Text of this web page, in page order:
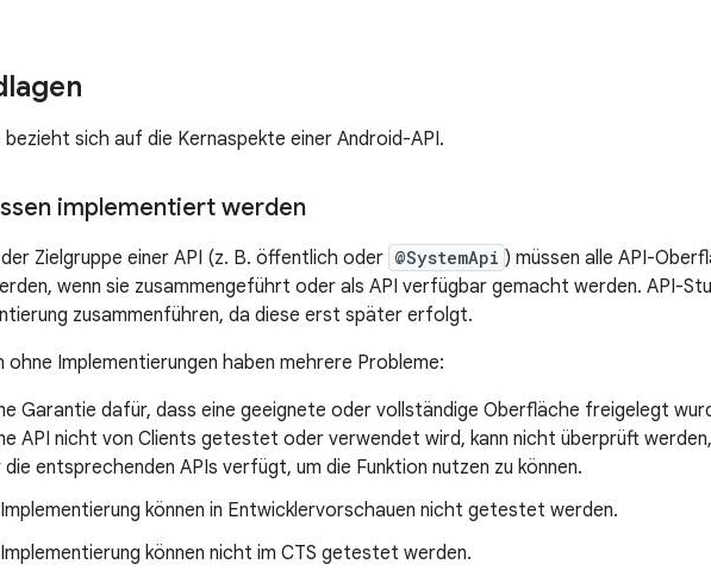
sich auf die Kernaspekte einer Android-API.
implementiert werden
Zielgruppe einer API (z. B. öffentlich oder @SystemApi ) müssen alle API-
wenn sie zusammengeführt oder als API verfügbar gemacht werden. API-
zusammenführen, da diese erst später erfolgt.
ohne Implementierungen haben mehrere Probleme:
Garantie dafür, dass eine geeignete oder vollständige Oberfläche freigelegt
API nicht von Clients getestet oder verwendet wird, kann nicht überprüft
entsprechenden APIs verfügt, um die Funktion nutzen zu können.
können in Entwicklervorschauen nicht getestet werden.
können nicht im CTS getestet werden.